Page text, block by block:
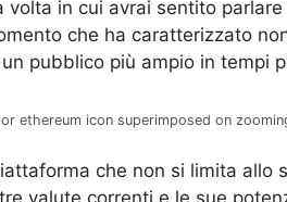
volta in cui avrai sentito
che ha caratterizzato
pubblico più ampio in tempi
ethereum icon superimposed on
che non si limita allo